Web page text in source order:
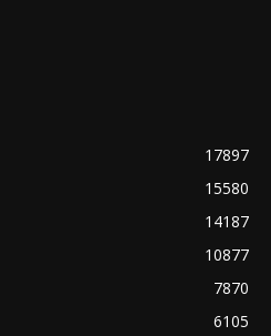
17897
15580
14187
10877
7870
6105